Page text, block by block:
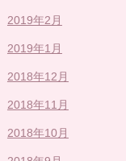
2019年2月
2019年1月
2018年12月
2018年11月
2018年10月